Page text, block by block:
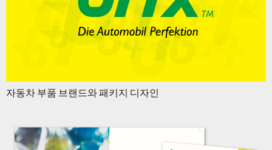
자동차 부품 브랜드와 패키지 디자인